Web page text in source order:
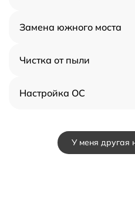
Замена южного моста
Чистка от пыли
Настройка ОС
У меня другая